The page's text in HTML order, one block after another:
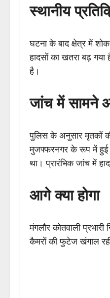
स्थानीय
घटना के बाद क्षेत्र में
हादसों का खतरा बढ़
है।
जांच में सामने
पुलिस के अनुसार मृतकों
मुजफ्फरनगर के रूप में हुई
था। प्रारंभिक जांच में
आगे क्या होगा
मंगलौर कोतवाली
कैमरों की फुटेज खंगाल रही